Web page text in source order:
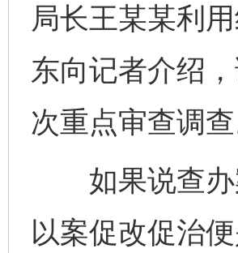
局长王某某利
东向记者介绍
次重点审查调查
如果说查办
以案促改促治